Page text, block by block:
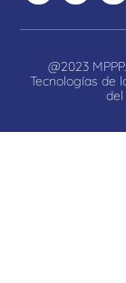
@2023
Tecnologías de
del